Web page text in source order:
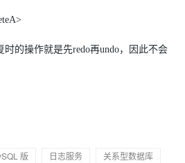
的操作就是先redo再undo，因此不会
版 日志服务
关系型数据库